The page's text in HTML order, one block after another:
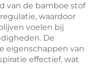
van de bamboe stof
waardoor
voelen bij
De
eigenschappen van
effectief, wat